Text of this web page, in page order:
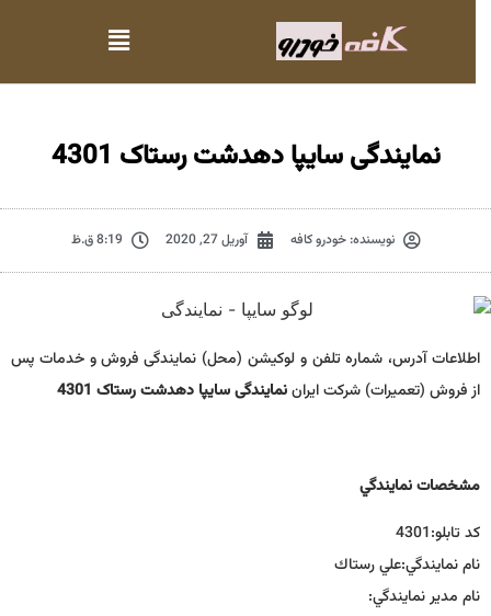
نمایندگی سایپا دهدشت رستاک 4301
نویسنده:خودرو کافه آوریل 27, 2020 8:19 ق.ظ
اطلاعات آدرس، شماره تلفن و لوکیشن (محل) نمایندگی فروش و خدمات پس
از فروش (تعمیرات) شرکت ایراننمایندگی سایپا دهدشت رستاک 4301
مشخصات نمايندگي
كد تابلو:4301
نام نمايندگي:علي رستاك
نام مدير نمايندگي: